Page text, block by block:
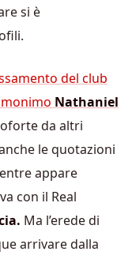
si è
del club
Nathaniel
da altri
le quotazioni
appare
con il Real
Ma l’erede di
arrivare dalla